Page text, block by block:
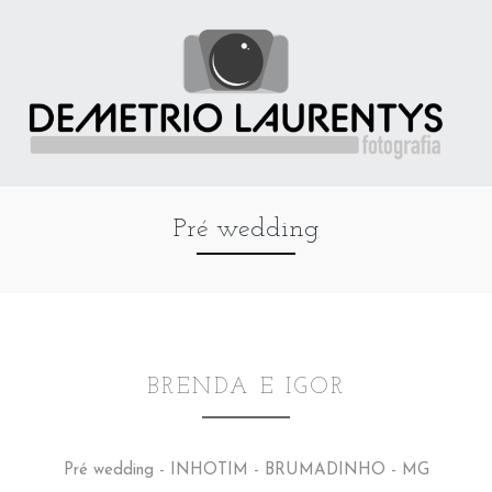
Pré wedding
BRENDA E IGOR
Pré wedding - INHOTIM - BRUMADINHO - MG